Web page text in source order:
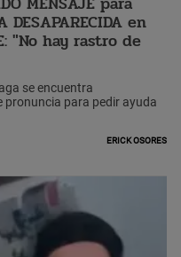
DESAPARECIDA en
"No hay rastro de
se encuentra
pronuncia para pedir ayuda
Erick Osores